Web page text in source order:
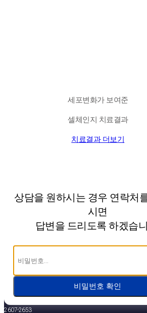
세포변화가 보여준
셀체인지 치료결과
치료결과 더보기
상담을 원하시는 경우 연락처
시면
답변을 드리도록 하겠습
비밀번호 확인
2607-2653